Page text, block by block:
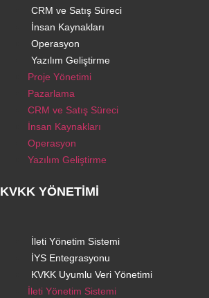
CRM ve Satış Süreci
İnsan Kaynakları
Operasyon
Yazılım Geliştirme
Proje Yönetimi
Pazarlama
CRM ve Satış Süreci
İnsan Kaynakları
Operasyon
Yazılım Geliştirme
KVKK YÖNETİMİ
İleti Yönetim Sistemi
İYS Entegrasyonu
KVKK Uyumlu Veri Yönetimi
İleti Yönetim Sistemi